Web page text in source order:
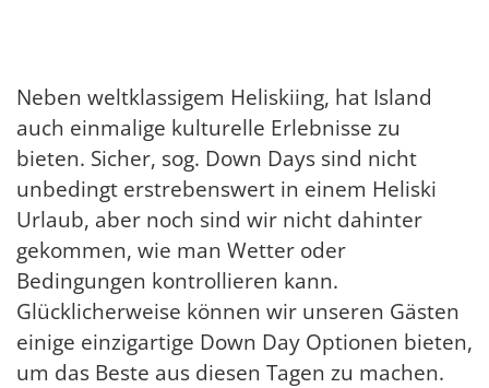
Neben weltklassigem Heliskiing, hat Island
auch einmalige kulturelle Erlebnisse zu
bieten. Sicher, sog. Down Days sind nicht
unbedingt erstrebenswert in einem Heliski
Urlaub, aber noch sind wir nicht dahinter
gekommen, wie man Wetter oder
Bedingungen kontrollieren kann.
Glücklicherweise können wir unseren Gästen
einige einzigartige Down Day Optionen bieten,
um das Beste aus diesen Tagen zu machen.